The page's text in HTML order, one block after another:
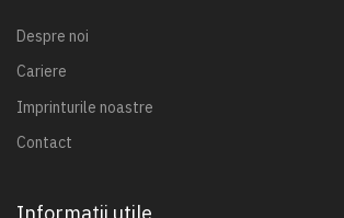
Despre noi
Cariere
Imprinturile noastre
Contact